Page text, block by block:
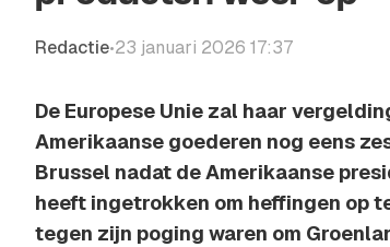
Redactie•23 januari 2026 17:37
De Europese Unie zal haar
Amerikaanse goederen nog eens
Brussel nadat de Amerikaanse
heeft ingetrokken om heffingen op
tegen zijn poging waren om